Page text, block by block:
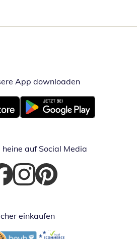
App downloadenÖffnet in
Fenster
Öffnet in neuem Fenster
heine auf Social Media
in neuem Fenster
Öffnet in neuem Fenster
Öffnet in neuem Fenster
einkaufen